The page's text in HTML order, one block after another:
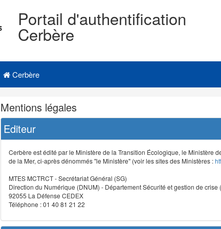
Portail d'authentification
Cerbère
Cerbère
Navigation
et
outils
annexes
Mentions légales
Editeur
Cerbère est édité par le Ministère de la Transition Écologique, le Ministère
de la Mer, ci-après dénommés "le Ministère" (voir les sites des Ministères :
MTES MCTRCT - Secrétariat Général (SG)
Direction du Numérique (DNUM) - Département Sécurité et gestion de crise
92055 La Défense CEDEX
Téléphone : 01 40 81 21 22